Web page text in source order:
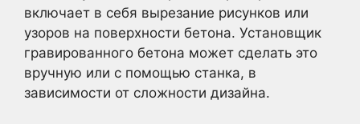
включает в себя вырезание рисунков или
узоров на поверхности бетона. Установщик
гравированного бетона может сделать это
вручную или с помощью станка, в
зависимости от сложности дизайна.